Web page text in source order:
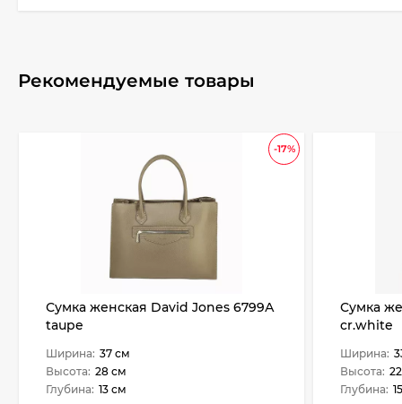
Рекомендуемые товары
-17%
Сумка женская David Jones 6799А
taupe
Ширина: 37 см
Высота: 28 см
Глубина: 13 см
Сумка
cr.white
Ширина:
Высота:
Глубина: